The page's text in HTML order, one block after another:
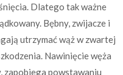
Dlatego tak ważne
Bębny, zwijacze i
utrzymać wąż w zwartej
Nawinięcie węża
zapobiega powstawaniu